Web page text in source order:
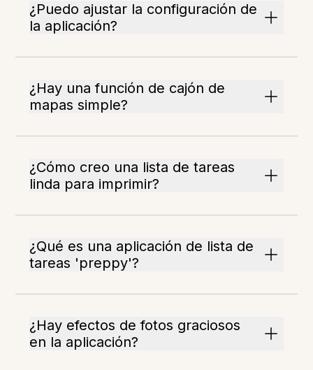
¿Puedo ajustar la configuración de
la aplicación?
¿Hay una función de cajón de
mapas simple?
¿Cómo creo una lista de tareas
linda para imprimir?
¿Qué es una aplicación de lista de
tareas 'preppy'?
¿Hay efectos de fotos graciosos
en la aplicación?